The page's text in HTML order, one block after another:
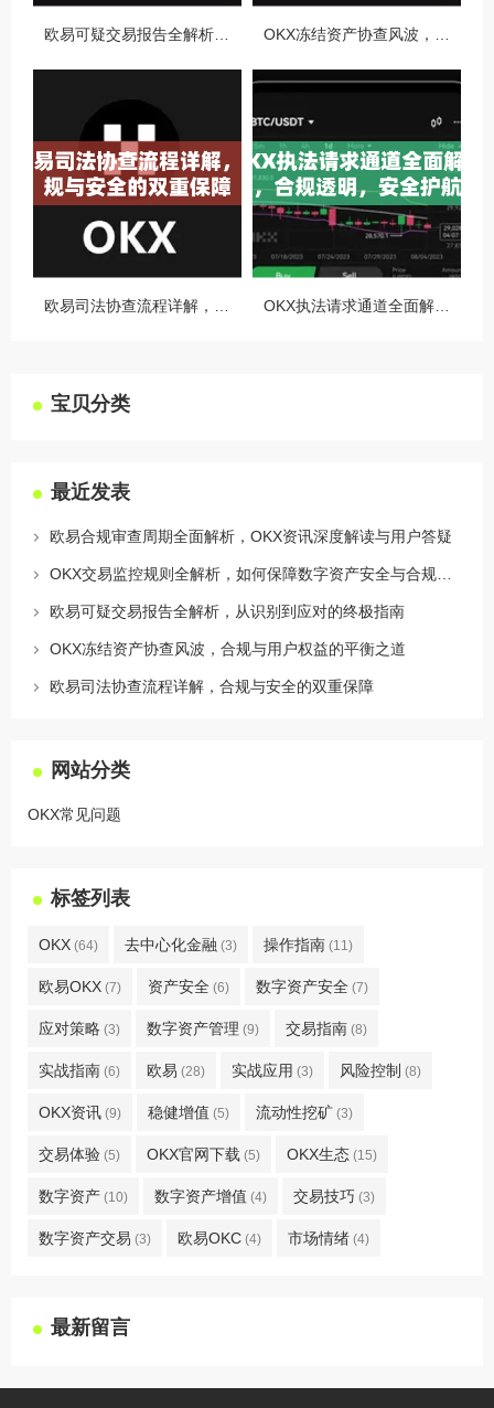
宝贝分类
最近发表
欧易合规审查周期全面解析，OKX资讯深度解读与用户答疑
欧易可疑交易报告全解析，从识别到应对的终极指南
OKX冻结资产协查风波，合规与用户权益的平衡之道
欧易司法协查流程详解，合规与安全的双重保障
网站分类
OKX常见问题
标签列表
OKX (64) 去中心化金融 (3) 操作指南 (11)
欧易OKX (7) 资产安全 (6) 数字资产安全 (7)
应对策略 (3) 数字资产管理 (9) 交易指南 (8)
实战指南 (6) 欧易 (28) 实战应用 (3) 风险控制 (8)
OKX资讯 (9) 稳健增值 (5) 流动性挖矿 (3)
交易体验 (5) OKX官网下载 (5) OKX生态 (15)
数字资产 (10) 数字资产增值 (4) 交易技巧 (3)
数字资产交易 (3) 欧易OKC (4) 市场情绪 (4)
最新留言